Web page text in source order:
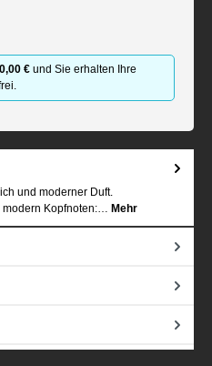
€ und Sie erhalten Ihre
und moderner Duft.
Kopfnoten:… Mehr